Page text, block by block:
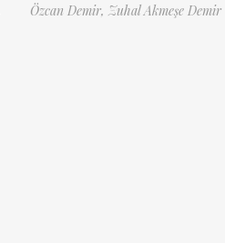
Özcan Demir, Zuhal Akmeşe Demir